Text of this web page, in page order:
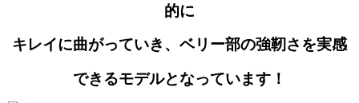
的に
キレイに曲がっていき、ベリー部の強靭さを実感
できるモデルとなっています！